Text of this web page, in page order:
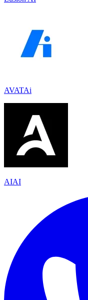
AVATAi
AIAI